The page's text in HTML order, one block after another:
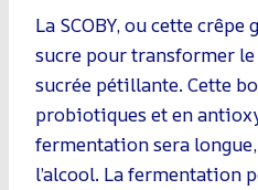
La SCOBY, ou cette
sucre pour transformer
sucrée pétillante. Cette
probiotiques et en
fermentation sera
l’alcool. La fermentation